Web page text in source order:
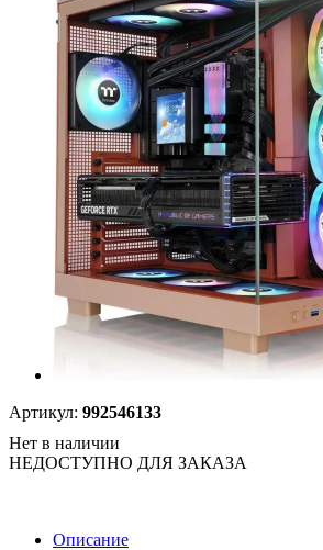
Артикул: 992546133
Нет в наличии
НЕДОСТУПНО ДЛЯ ЗАКАЗА
Описание